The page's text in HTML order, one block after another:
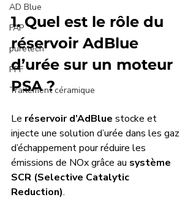
AD Blue
FAP
puretech
PPF
Traitement céramique
1. Quel est le rôle du
réservoir AdBlue
d’urée sur un moteur
PSA ?
Le réservoir d’AdBlue stocke et
injecte une solution d’urée dans les gaz
d’échappement pour réduire les
émissions de NOx grâce au système
SCR (Selective Catalytic
Reduction).